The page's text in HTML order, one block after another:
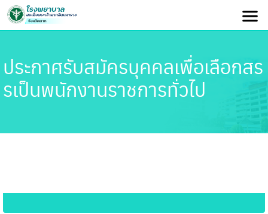
ประกาศรับสมัครบุคคลเพื่อเลือกสร
รเป็นพนักงานราชการทั่วไป